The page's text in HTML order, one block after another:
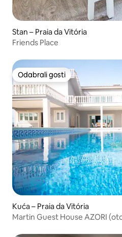
Stan – Praia da Vitória
Friends Place
Odabrali gosti
Odabrali gosti
Kuća – Praia da Vitória
Martin Guest House AZORI